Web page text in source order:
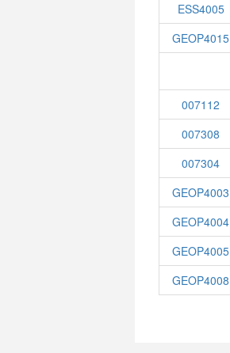
ESS4005
GEOP4015
007112
007308
007304
GEOP4003
GEOP4004
GEOP4005
GEOP4008